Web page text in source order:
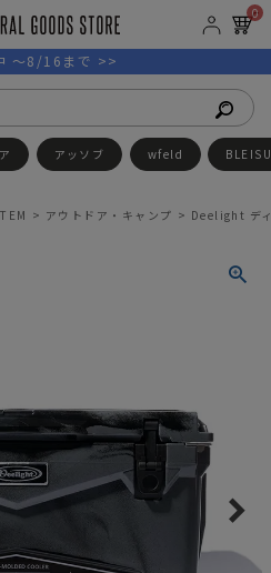
0
～8/16まで >>
アッソブ wfeld
アウトドア・キャンプ Deelight デ